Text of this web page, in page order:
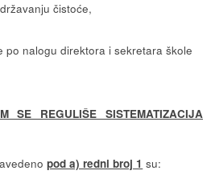
čistoće,
po nalogu direktora i sekretara škole
SE REGULIŠE SISTEMATIZACIJA
pod a) redni broj 1 su: